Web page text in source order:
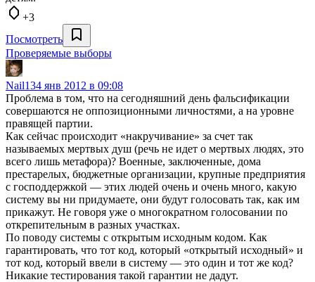
+3
Посмотреть
Проверяемые выборы
Nail134 янв 2012 в 09:08
Проблема в том, что на сегодняшний день фальсификации
совершаются не оппозиционными личностями, а на уровне
правящей партии.
Как сейчас происходит «накручивание» за счет так
называемых мертвых душ (речь не идет о мертвых людях, это
всего лишь метафора)? Военные, заключенные, дома
престарелых, бюджетные организации, крупные предприятия
с господдержкой — этих людей очень и очень много, какую
систему вы ни придумаете, они будут голосовать так, как им
прикажут. Не говоря уже о многократном голосовании по
открепительным в разных участках.
По поводу системы с открытым исходным кодом. Как
гарантировать, что тот код, который «открытый исходный» и
тот код, который ввели в систему — это один и тот же код?
Никакие тестирования такой гарантии не дадут.